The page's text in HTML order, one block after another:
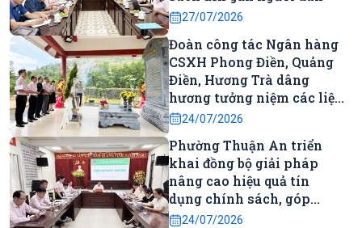
27/07/2026
Đoàn công tác Ngân hàng
CSXH Phong Điền, Quảng
Điền, Hương Trà dâng
hương tưởng niệm các liệt
sĩ và thăm gia đình người
24/07/2026
Phường Thuận An triển
khai đồng bộ giải pháp
nâng cao hiệu quả tín
dụng chính sách, góp
phần phát triển kinh tế -
24/07/2026